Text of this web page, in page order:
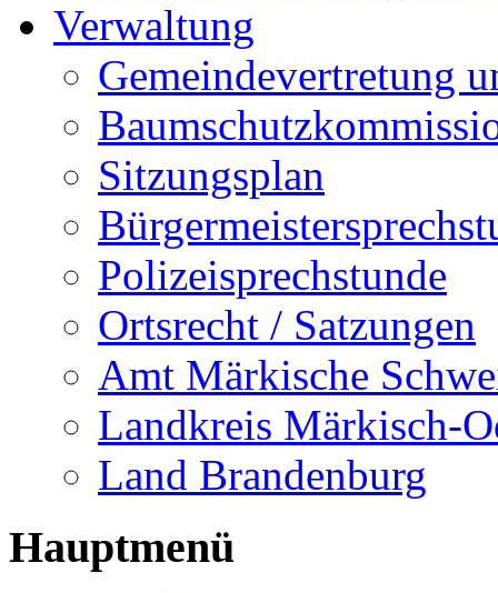
Verwaltung
Gemeindevertretung
Sitzungsplan
Polizeisprechstunde
Ortsrecht / Satzungen
Amt Märkische
Landkreis Märkisch-
Land Brandenburg
Hauptmenü